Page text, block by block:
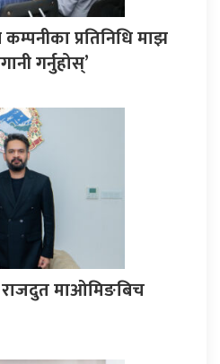
कम्पनीका प्रतिनिधि माझ
गर्नुहोस्’
राजदुत माओमिङबिच